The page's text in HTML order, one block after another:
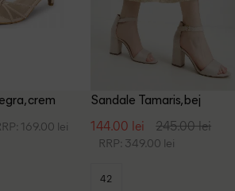
crem
169.00 lei
Sandale Tamaris, bej
144.00 lei 245.00 lei
RRP: 349.00 lei
42